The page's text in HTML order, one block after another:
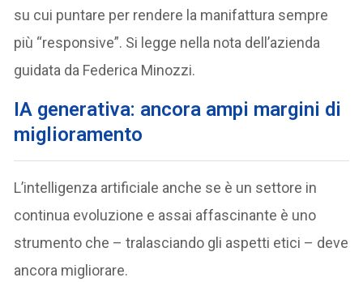
su cui puntare per rendere la manifattura sempre
più “responsive”. Si legge nella nota dell’azienda
guidata da Federica Minozzi.
IA generativa: ancora ampi margini di
miglioramento
L’intelligenza artificiale anche se è un settore in
continua evoluzione e assai affascinante è uno
strumento che – tralasciando gli aspetti etici – deve
ancora migliorare.